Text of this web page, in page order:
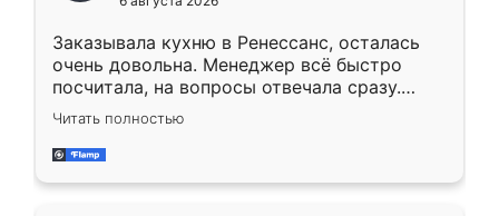
мебели буду заказывать только здесь.
Заказывала кухню в Ренессанс, осталась
очень довольна. Менеджер всё быстро
посчитала, на вопросы отвечала сразу.
Замерщик приехал в субботу, подошёл к
делу со всей ответственностью. Собрали
за день, ребята работали аккуратно, даже
Читать полностью